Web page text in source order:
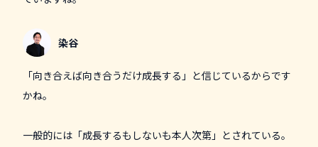
染谷
「向き合えば向き合うだけ成長する」と信じているからです
かね。
一般的には「成長するもしないも本人次第」とされている。